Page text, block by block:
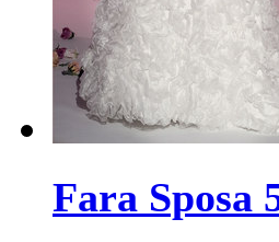
Fara Sposa